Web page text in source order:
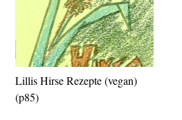
Lillis Hirse Rezepte (vegan)
(p85)